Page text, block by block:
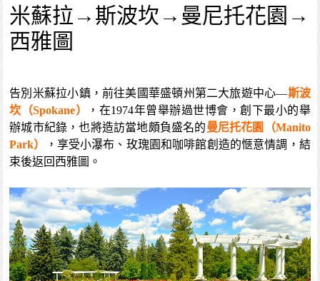
米蘇拉→斯波坎→曼尼托花園→
西雅圖
告別米蘇拉小鎮，前往美國華盛頓州第二大旅遊中心—斯波
坎（Spokane）
，在1974年曾舉辦過世博會，創下最小的舉
辦城市紀錄，也將造訪當地頗負盛名的曼尼托花園（Manito
Park）
，享受小瀑布、玫瑰園和咖啡館創造的愜意情調，結
束後返回西雅圖。